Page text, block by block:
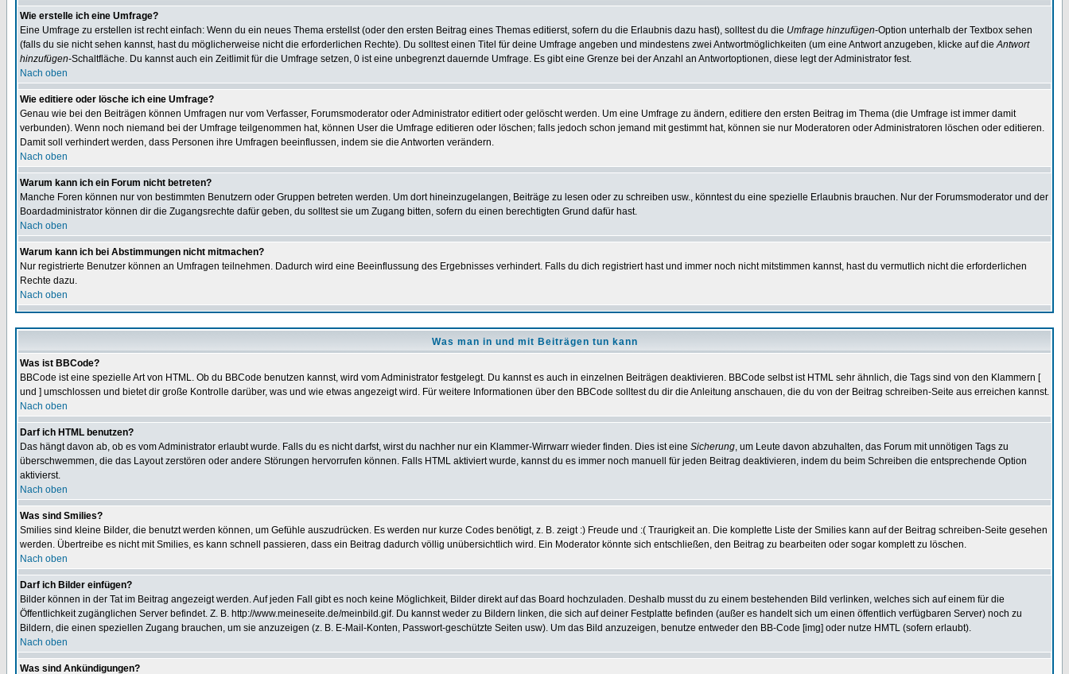
Wie erstelle ich eine Umfrage?
Eine Umfrage zu erstellen ist recht einfach: Wenn du ein neues Thema erstellst (oder den ersten Beitrag eines Themas editierst, sofern du die Erlaubnis dazu hast), solltest du die Umfrage hinzufügen-Option unterhalb der Textbox sehen
(falls du sie nicht sehen kannst, hast du möglicherweise nicht die erforderlichen Rechte). Du solltest einen Titel für deine Umfrage angeben und mindestens zwei Antwortmöglichkeiten (um eine Antwort anzugeben, klicke auf dieAntwort
hinzufügen-Schaltfläche. Du kannst auch ein Zeitlimit für die Umfrage setzen, 0 ist eine unbegrenzt dauernde Umfrage. Es gibt eine Grenze bei der Anzahl an Antwortoptionen, diese legt der Administrator fest.
Nach oben
Wie editiere oder lösche ich eine Umfrage?
Genau wie bei den Beiträgen können Umfragen nur vom Verfasser, Forumsmoderator oder Administrator editiert oder gelöscht werden. Um eine Umfrage zu ändern, editiere den ersten Beitrag im Thema (die Umfrage ist immer damit
verbunden). Wenn noch niemand bei der Umfrage teilgenommen hat, können User die Umfrage editieren oder löschen; falls jedoch schon jemand mit gestimmt hat, können sie nur Moderatoren oder Administratoren löschen oder editieren.
Damit soll verhindert werden, dass Personen ihre Umfragen beeinflussen, indem sie die Antworten verändern.
Nach oben
Warum kann ich ein Forum nicht betreten?
Manche Foren können nur von bestimmten Benutzern oder Gruppen betreten werden. Um dort hineinzugelangen, Beiträge zu lesen oder zu schreiben usw., könntest du eine spezielle Erlaubnis brauchen. Nur der Forumsmoderator und der
Boardadministrator können dir die Zugangsrechte dafür geben, du solltest sie um Zugang bitten, sofern du einen berechtigten Grund dafür hast.
Nach oben
Warum kann ich bei Abstimmungen nicht mitmachen?
Nur registrierte Benutzer können an Umfragen teilnehmen. Dadurch wird eine Beeinflussung des Ergebnisses verhindert. Falls du dich registriert hast und immer noch nicht mitstimmen kannst, hast du vermutlich nicht die erforderlichen
Rechte dazu.
Nach oben
Was man in und mit Beiträgen tun kann
Was ist BBCode?
BBCode ist eine spezielle Art von HTML. Ob du BBCode benutzen kannst, wird vom Administrator festgelegt. Du kannst es auch in einzelnen Beiträgen deaktivieren. BBCode selbst ist HTML sehr ähnlich, die Tags sind von den Klammern [
und ] umschlossen und bietet dir große Kontrolle darüber, was und wie etwas angezeigt wird. Für weitere Informationen über den BBCode solltest du dir die Anleitung anschauen, die du von der Beitrag schreiben-Seite aus erreichen kannst.
Nach oben
Darf ich HTML benutzen?
Das hängt davon ab, ob es vom Administrator erlaubt wurde. Falls du es nicht darfst, wirst du nachher nur ein Klammer-Wirrwarr wieder finden. Dies ist eine Sicherung, um Leute davon abzuhalten, das Forum mit unnötigen Tags zu
überschwemmen, die das Layout zerstören oder andere Störungen hervorrufen können. Falls HTML aktiviert wurde, kannst du es immer noch manuell für jeden Beitrag deaktivieren, indem du beim Schreiben die entsprechende Option
aktivierst.
Nach oben
Was sind Smilies?
Smilies sind kleine Bilder, die benutzt werden können, um Gefühle auszudrücken. Es werden nur kurze Codes benötigt, z. B. zeigt :) Freude und :( Traurigkeit an. Die komplette Liste der Smilies kann auf der Beitrag schreiben-Seite gesehen
werden. Übertreibe es nicht mit Smilies, es kann schnell passieren, dass ein Beitrag dadurch völlig unübersichtlich wird. Ein Moderator könnte sich entschließen, den Beitrag zu bearbeiten oder sogar komplett zu löschen.
Nach oben
Darf ich Bilder einfügen?
Bilder können in der Tat im Beitrag angezeigt werden. Auf jeden Fall gibt es noch keine Möglichkeit, Bilder direkt auf das Board hochzuladen. Deshalb musst du zu einem bestehenden Bild verlinken, welches sich auf einem für die
Öffentlichkeit zugänglichen Server befindet. Z. B. http://www.meineseite.de/meinbild.gif. Du kannst weder zu Bildern linken, die sich auf deiner Festplatte befinden (außer es handelt sich um einen öffentlich verfügbaren Server) noch zu
Bildern, die einen speziellen Zugang brauchen, um sie anzuzeigen (z. B. E-Mail-Konten, Passwort-geschützte Seiten usw). Um das Bild anzuzeigen, benutze entweder den BB-Code [img] oder nutze HMTL (sofern erlaubt).
Nach oben
Was sind Ankündigungen?